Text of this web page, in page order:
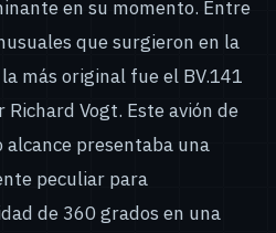
en su momento. Entre
que surgieron en la
más original fue el BV.141
Vogt. Este avión de
presentaba una
peculiar para
de 360 grados en una